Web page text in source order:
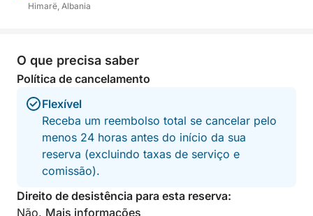
Himarë, Albania
O que precisa saber
Política de cancelamento
Flexível
Receba um reembolso total se cancelar pelo
menos 24 horas antes do início da sua
reserva (excluindo taxas de serviço e
comissão).
Direito de desistência para esta reserva:
Não. Mais informações